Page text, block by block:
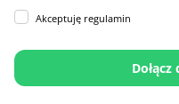
Akceptuję regulamin